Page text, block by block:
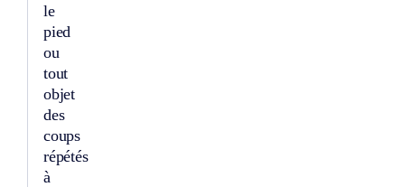
le
pied
ou
tout
objet
des
coups
répétés
à